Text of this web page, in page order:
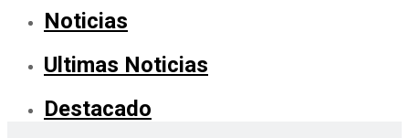
Noticias
Ultimas Noticias
Destacado